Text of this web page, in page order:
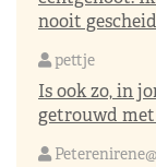
nooit
pettje
Is ook zo, in
getrouwd met